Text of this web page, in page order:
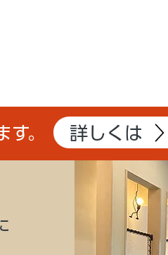
。 詳しくは